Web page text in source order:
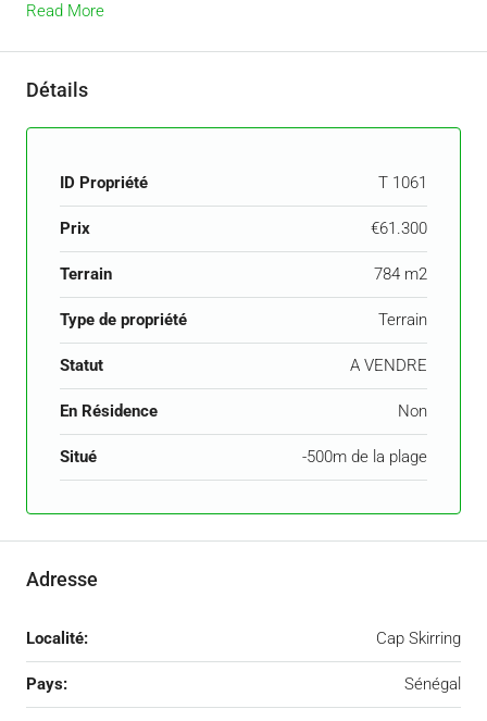
Read More
Détails
ID Propriété T 1061
Prix €61.300
Terrain 784 m2
Type de propriété Terrain
Statut A VENDRE
En Résidence Non
Situé -500m de la plage
Adresse
Localité: Cap Skirring
Pays: Sénégal